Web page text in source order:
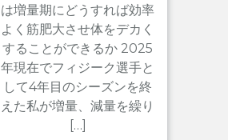
は増量期にどうすれば効率
よく筋肥大させ体をデカく
することができるか 2025
年現在でフィジーク選手と
して4年目のシーズンを終
えた私が増量、減量を繰り
[…]